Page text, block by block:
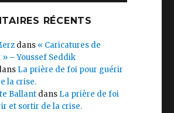
RÉCENTS
dans « Caricatures de
– Youssef Seddik
La prière de foi pour guérir
la crise.
Ballant dans La prière de foi
et sortir de la crise.